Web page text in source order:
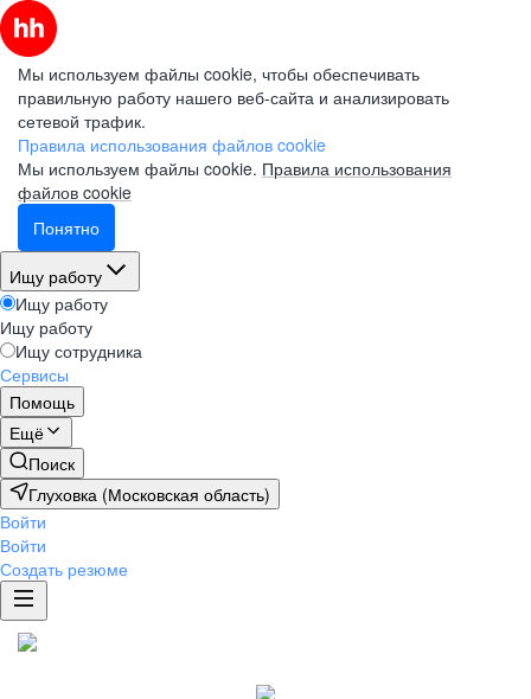
Мы используем файлы cookie, чтобы обеспечивать
правильную работу нашего веб-сайта и анализировать
сетевой трафик.
Правила использования файлов cookie
Мы используем файлы cookie. Правила использования
файлов cookie
Понятно
Ищу работу
Ищу работу
Ищу работу
Ищу сотрудника
Сервисы
Помощь
Ещё
Поиск
Глуховка (Московская область)
Войти
Войти
Создать резюме